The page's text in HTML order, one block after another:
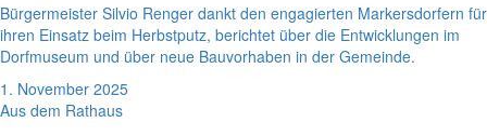
Bürgermeister Silvio Renger dankt den engagierten Markersdorfern für
ihren Einsatz beim Herbstputz, berichtet über die Entwicklungen im
Dorfmuseum und über neue Bauvorhaben in der Gemeinde.
1. November 2025
Aus dem Rathaus